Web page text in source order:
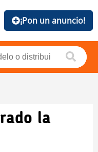
¡Pon un anuncio!
la